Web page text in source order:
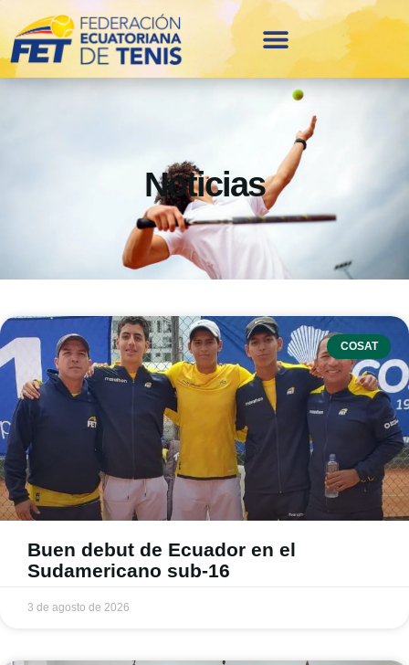
Noticias
COSAT
Buen debut de Ecuador en el
Sudamericano sub-16
3 de agosto de 2026